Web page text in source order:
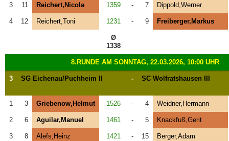
3 11 Reichert,Nicola 1359 - 7 Dippold,Werner
4 12 Reichert,Toni 1231 - 9 Freiberger,Markus
Ø
1338
8.RUNDE AM SONNTAG, 22.03.2026, 10:00 UHR
3 SG Eichenau/Puchheim II - SC Wolfratshausen III
1 3 Griebenow,Helmut 1526 - 4 Weidner,Hermann
2 6 Aguilar,Manuel 1461 - 5 Knackfuß,Gerit
3 8 Alefs,Heinz 1421 - 15 Berger,Adam